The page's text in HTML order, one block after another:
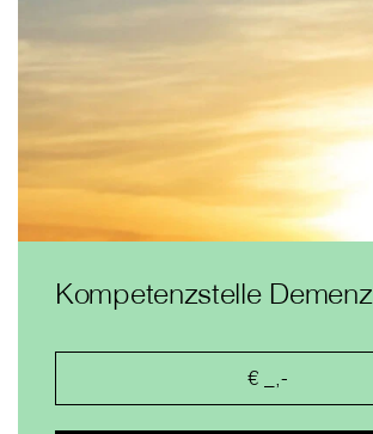
Kompetenzstelle Demenz